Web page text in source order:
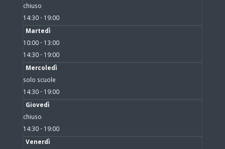
chiuso
14:30 - 19:00
Martedì
10:00 - 13:00
14:30 - 19:00
Mercoledì
solo scuole
14:30 - 19:00
Giovedì
chiuso
14:30 - 19:00
Venerdì